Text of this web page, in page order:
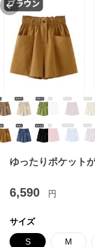
Previous slide
ゆったりポケット
6,590 円
サイズ
S M